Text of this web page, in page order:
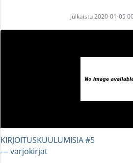
Julkaistu 2020-01-05
KIRJOITUSKUULUMISIA #5
― varjokirjat